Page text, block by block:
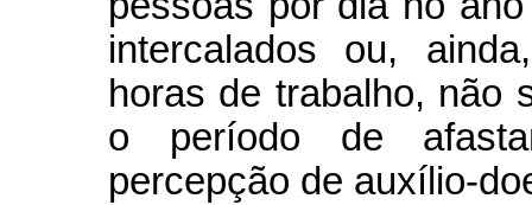
intercalados ou,
horas de trabalho, não
o período de
percepção de auxílio-